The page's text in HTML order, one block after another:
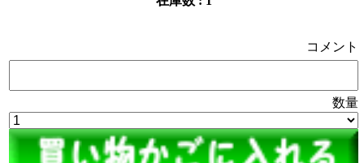
コメント
数量